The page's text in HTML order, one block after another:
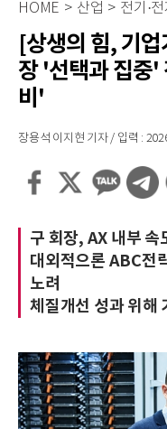
HOME > 산업 > 전기·
[상생의 힘, 기
장 '선택과 집중
비'
장용석 이지현 기자 / 입력 :
구 회장, AX 내부 속
대외적으론 ABC전
노려
체질개선 성과 위해